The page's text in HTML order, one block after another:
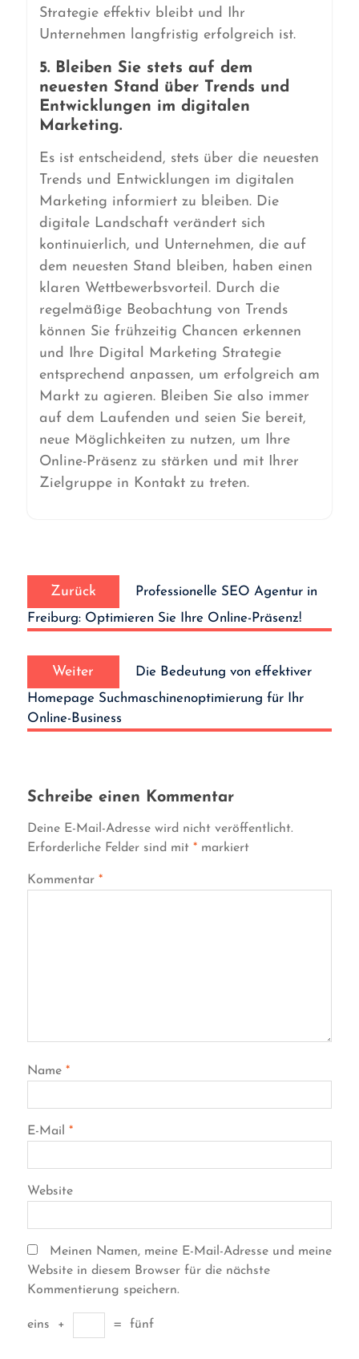
Strategie effektiv bleibt und Ihr
Unternehmen langfristig erfolgreich ist.
5. Bleiben Sie stets auf dem
neuesten Stand über Trends und
Entwicklungen im digitalen
Marketing.
Es ist entscheidend, stets über die neuesten
Trends und Entwicklungen im digitalen
Marketing informiert zu bleiben. Die
digitale Landschaft verändert sich
kontinuierlich, und Unternehmen, die auf
dem neuesten Stand bleiben, haben einen
klaren Wettbewerbsvorteil. Durch die
regelmäßige Beobachtung von Trends
können Sie frühzeitig Chancen erkennen
und Ihre Digital Marketing Strategie
entsprechend anpassen, um erfolgreich am
Markt zu agieren. Bleiben Sie also immer
auf dem Laufenden und seien Sie bereit,
neue Möglichkeiten zu nutzen, um Ihre
Online-Präsenz zu stärken und mit Ihrer
Zielgruppe in Kontakt zu treten.
Navigation
Zurück
Vorheriger
Professionelle SEO Agentur in
Freiburg: Optimieren Sie Ihre Online-Präsenz!
Weiter
Nächster
Die Bedeutung von effektiver
Homepage Suchmaschinenoptimierung für Ihr
Online-Business
Schreibe einen Kommentar
Deine E-Mail-Adresse wird nicht veröffentlicht.
Erforderliche Felder sind mit *markiert
Kommentar *
Name *
E-Mail *
Website
Meinen Namen, meine E-Mail-Adresse und meine
Website in diesem Browser für die nächste
Kommentierung speichern.
eins + = fünf